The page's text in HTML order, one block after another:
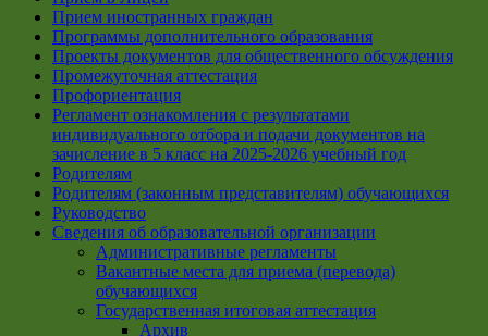
Прием иностранных граждан
Программы дополнительного образования
Проекты документов для общественного обсуждения
Промежуточная аттестация
Профориентация
Регламент ознакомления с результатами
индивидуального отбора и подачи документов на
зачисление в 5 класс на 2025-2026 учебный год
Родителям
Родителям (законным представителям) обучающихся
Руководство
Сведения об образовательной организации
Административные регламенты
Вакантные места для приема (перевода)
обучающихся
Государственная итоговая аттестация
Архив